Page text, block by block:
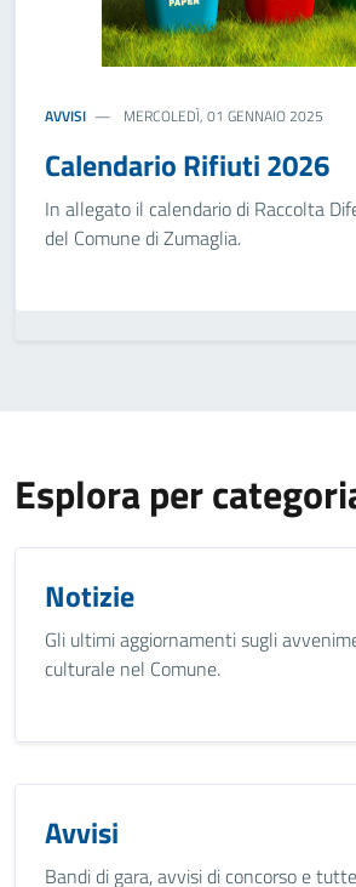
AVVISI MERCOLEDÌ, 01 GENNAIO 2025
Calendario Rifiuti 2026
In allegato il calendario di Raccolta
del Comune di Zumaglia.
Esplora per
Notizie
Gli ultimi aggiornamenti sugli
culturale nel Comune.
Avvisi
Bandi di gara, avvisi di concorso e